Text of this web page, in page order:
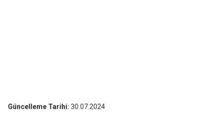
Güncelleme Tarihi: 30.07.2024